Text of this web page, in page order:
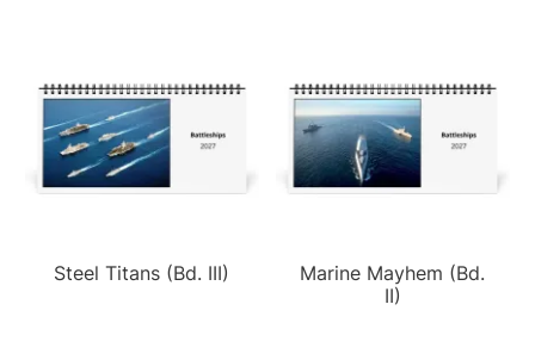
Steel Titans (Bd. III)
Marine Mayhem (Bd.
II)